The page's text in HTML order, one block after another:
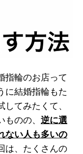
指輪のお店って
に結婚指輪もた
てみたくて、
のの、 逆に選
ない人も多いの
は、たくさんの